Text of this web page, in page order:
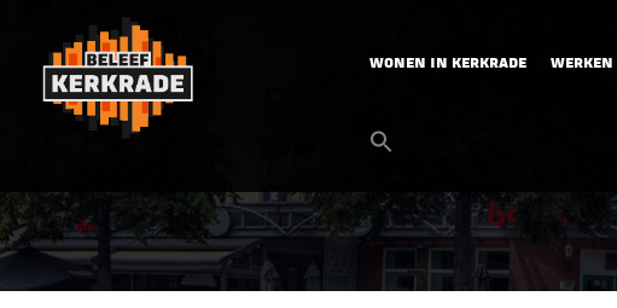
WONEN IN KERKRADE WERKEN